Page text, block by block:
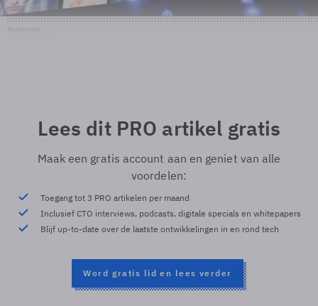
Lees dit PRO artikel gratis
Maak een gratis account aan en geniet van alle
voordelen:
Toegang tot 3 PRO artikelen per maand
Inclusief CTO interviews, podcasts, digitale specials en whitepapers
Blijf up-to-date over de laatste ontwikkelingen in en rond tech
Word gratis lid en lees verder